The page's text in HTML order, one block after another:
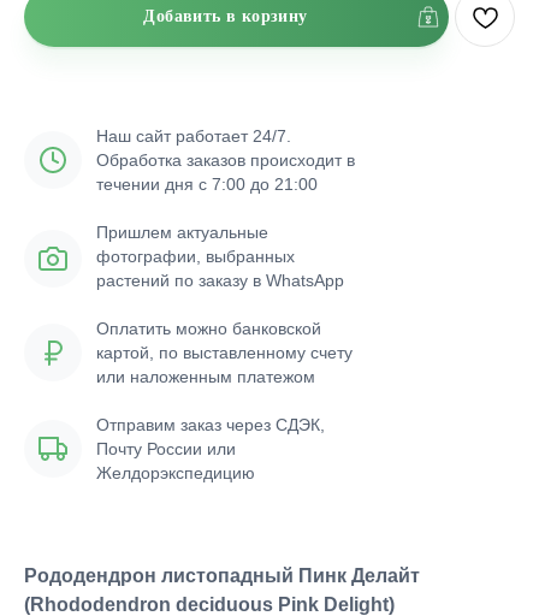
Добавить в корзину
Наш сайт работает 24/7.
Обработка заказов происходит в
течении дня с 7:00 до 21:00
Пришлем актуальные
фотографии, выбранных
растений по заказу в WhatsApp
Отправим заказ через СДЭК,
Почту России или
Желдорэкспедицию
Оплатить можно банковской
картой, по выставленному счету
или наложенным платежом
Рододендрон листопадный Пинк Делайт
(Rhododendron deciduous Pink Delight)